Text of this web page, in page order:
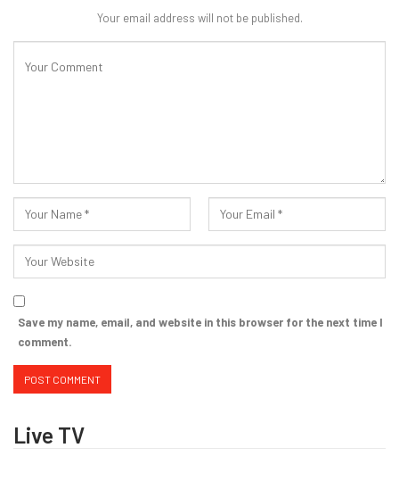
Your email address will not be published.
Save my name, email, and website in this browser for the next time I
comment.
Live TV